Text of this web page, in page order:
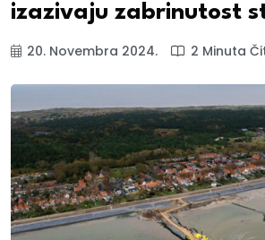
izazivaju zabrinutost
20. Novembra 2024. 2 Minuta